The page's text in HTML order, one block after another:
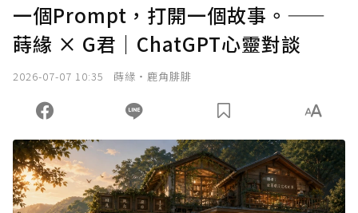
一個Prompt，打開一個故事。——
蒔緣 × G君｜ChatGPT心靈對談
2026-07-07 10:35 蒔緣‧鹿角腓腓